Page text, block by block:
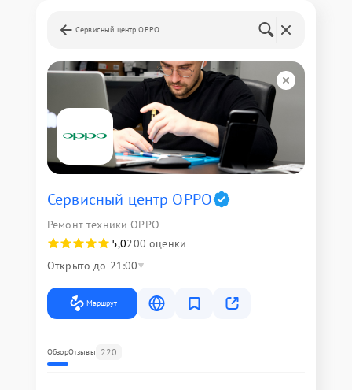
Сервисный центр OPPO
Сервисный центр OPPO
Ремонт техники OPPO
5,0200 оценки
Открыто до 21:00
Маршрут
ОбзорОтзывы 220